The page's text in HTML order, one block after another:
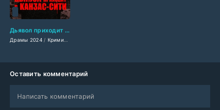
Дьявол приходит в Канзас-Сити (2024)
Драмы 2024/ Криминальные фильмы 2024
Оставить комментарий
Написать комментарий